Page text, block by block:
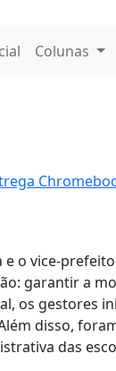
Colunas
e o vice-
garantir a
os gestores
disso,
das